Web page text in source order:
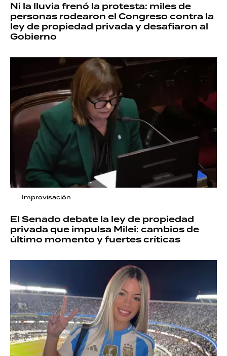
Ni la lluvia frenó la protesta: miles de
personas rodearon el Congreso contra la
ley de propiedad privada y desafiaron al
Gobierno
Improvisación
El Senado debate la ley de propiedad
privada que impulsa Milei: cambios de
último momento y fuertes críticas